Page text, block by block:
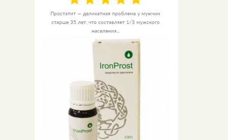
Простатит — деликатная проблема у мужчин
старше 35 лет, что составляет 1/3 мужского
населения...